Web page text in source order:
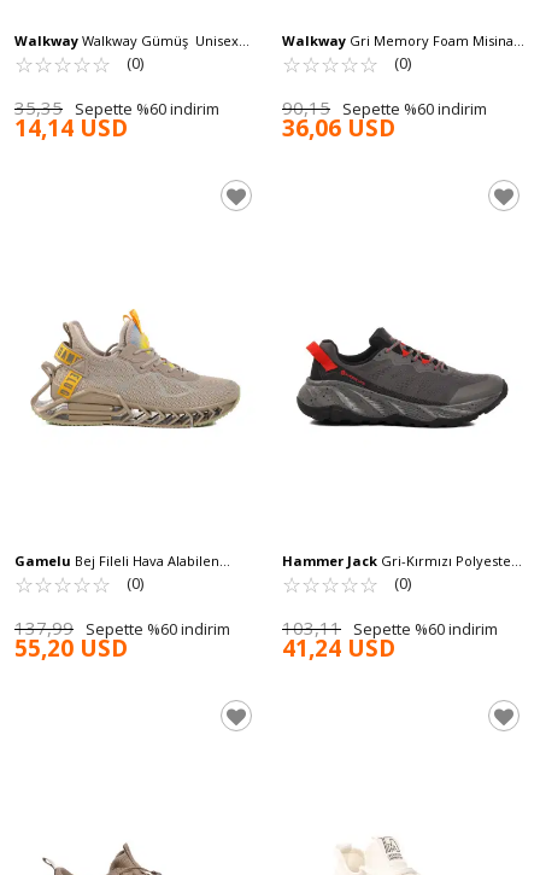
Walkway Walkway Gümüş Unisex
Krampon Power KR G
☆☆☆☆☆
★★★★★ (0)
35,35 Sepette %60 indirim
14,14 USD
Walkway Gri Memory Foam Misina
Bağcıklı Erkek Spor Ayakkabı Rada M
☆☆☆☆☆
★★★★★ (0)
90,15 Sepette %60 indirim
36,06 USD
Gamelu Bej Fileli Hava Alabilen
Memory Foam Erkek Sneaker Bright
M
☆☆☆☆☆
★★★★★ (0)
137,99 Sepette %60 indirim
55,20 USD
Hammer Jack Gri-Kırmızı Polyester
Karışımlı Erkek Spor Ayakkabı
Jackie101 24746 M
☆☆☆☆☆
★★★★★ (0)
103,11 Sepette %60 indirim
41,24 USD